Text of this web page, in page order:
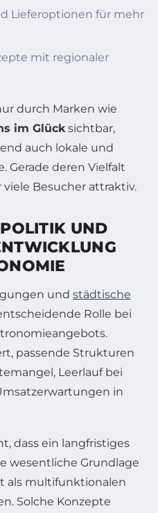
Lieferoptionen für mehr
mit regionaler
durch Marken wie
im Glück sichtbar,
auch lokale und
Gerade deren Vielfalt
Besucher attraktiv.
UND
und städtische
Rolle bei
passende Strukturen
Leerlauf bei
in
dass ein langfristiges
wesentliche Grundlage
als multifunktionalen
Solche Konzepte